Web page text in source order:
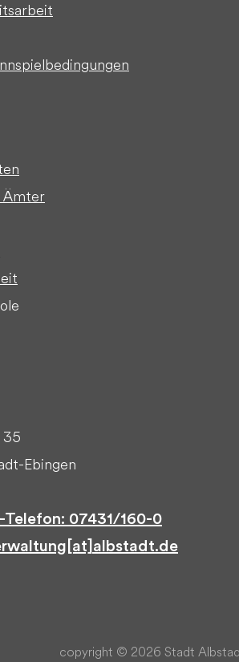
Ämter
Ebingen
Telefon: 07431/160-0
copyright © 2026 Stadt